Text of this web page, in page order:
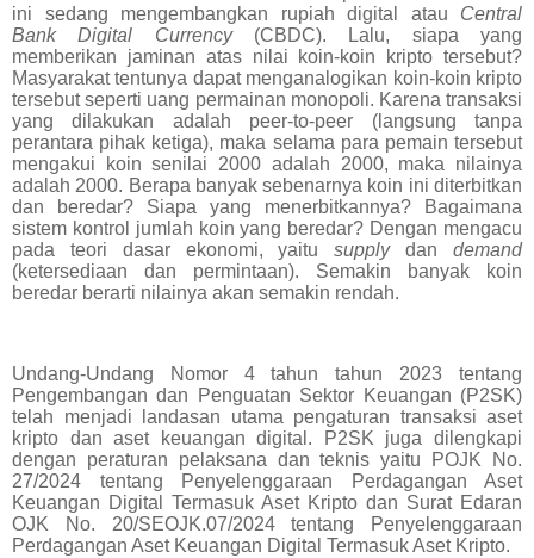
ini sedang mengembangkan rupiah digital atau Central
Bank Digital Currency(CBDC). Lalu, siapa yang
memberikan jaminan atas nilai koin-koin kripto tersebut?
Masyarakat tentunya dapat menganalogikan koin-koin kripto
tersebut seperti uang permainan monopoli. Karena transaksi
yang dilakukan adalah peer-to-peer (langsung tanpa
perantara pihak ketiga), maka selama para pemain tersebut
mengakui koin senilai 2000 adalah 2000, maka nilainya
adalah 2000. Berapa banyak sebenarnya koin ini diterbitkan
dan beredar? Siapa yang menerbitkannya? Bagaimana
sistem kontrol jumlah koin yang beredar? Dengan mengacu
pada teori dasar ekonomi, yaitusupplydandemand
(ketersediaan dan permintaan). Semakin banyak koin
beredar berarti nilainya akan semakin rendah.
Undang-Undang Nomor 4 tahun tahun 2023 tentang
Pengembangan dan Penguatan Sektor Keuangan (P2SK)
telah menjadi landasan utama pengaturan transaksi aset
kripto dan aset keuangan digital. P2SK juga dilengkapi
dengan peraturan pelaksana dan teknis yaitu POJK No.
27/2024 tentang Penyelenggaraan Perdagangan Aset
Keuangan Digital Termasuk Aset Kripto dan Surat Edaran
OJK No. 20/SEOJK.07/2024 tentang Penyelenggaraan
Perdagangan Aset Keuangan Digital Termasuk Aset Kripto.